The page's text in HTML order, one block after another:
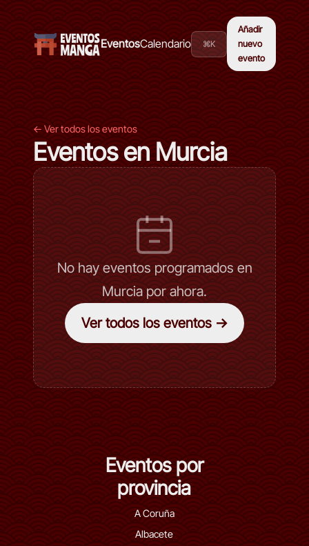
EventosCalendario ⌘K
Añadir
nuevo
evento
← Ver todos los eventos
Eventos en Murcia
No hay eventos programados en
Murcia por ahora.
Ver todos los eventos →
Eventos por
provincia
A Coruña
Albacete